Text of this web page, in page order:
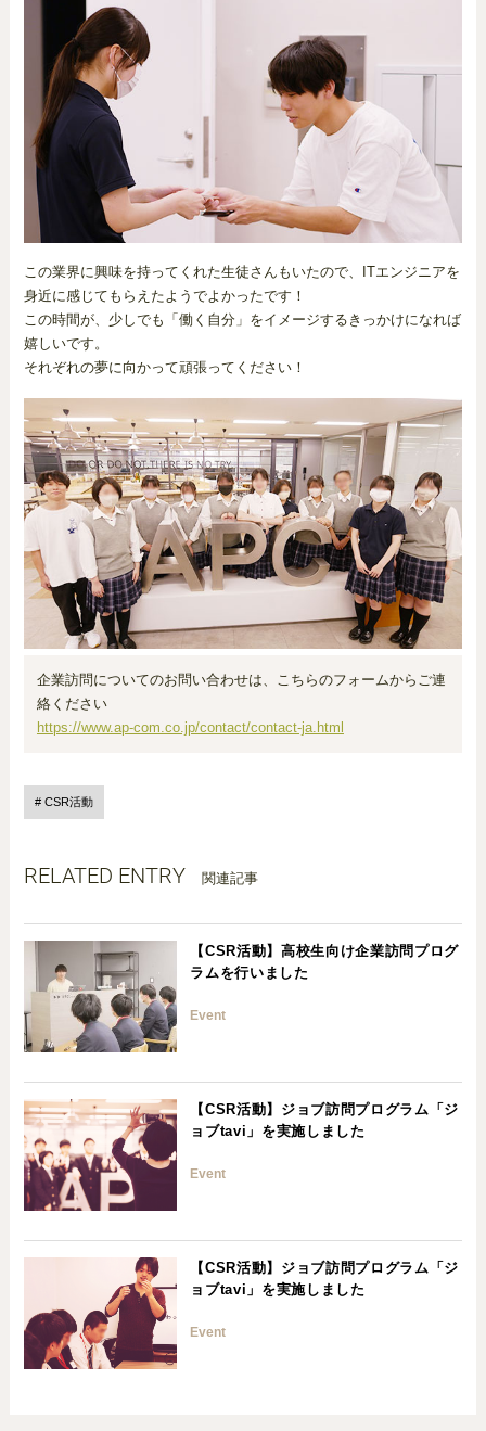
この業界に興味を持ってくれた生徒さんもいたので、ITエンジニアを
身近に感じてもらえたようでよかったです！
この時間が、少しでも「働く自分」をイメージするきっかけになれば
嬉しいです。
それぞれの夢に向かって頑張ってください！
企業訪問についてのお問い合わせは、こちらのフォームからご連
絡ください
https://www.ap-com.co.jp/contact/contact-ja.html
CSR活動
RELATED ENTRY 関連記事
【CSR活動】高校生向け企業訪問プログ
ラムを行いました
Event
【CSR活動】ジョブ訪問プログラム「ジ
ョブtavi」を実施しました
Event
【CSR活動】ジョブ訪問プログラム「ジ
ョブtavi」を実施しました
Event